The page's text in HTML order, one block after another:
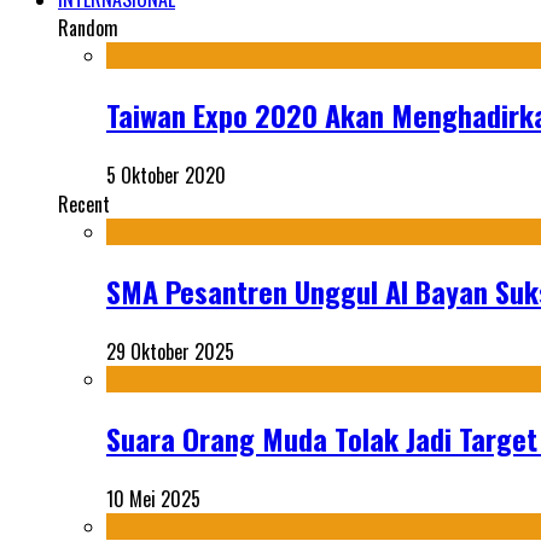
Random
Taiwan Expo 2020 Akan
5 Oktober 2020
Recent
SMA Pesantren Unggul Al Bayan
29 Oktober 2025
Suara Orang Muda Tolak Jadi
10 Mei 2025